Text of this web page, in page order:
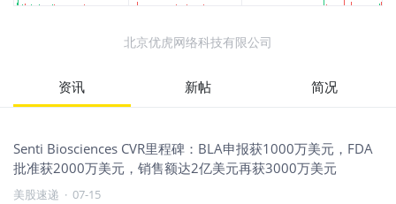
北京优虎网络科技有限公司
资讯 新帖 简况
Senti Biosciences CVR里程碑：BLA申报获1000万美元，FDA
批准获2000万美元，销售额达2亿美元再获3000万美元
美股速递 · 07-15